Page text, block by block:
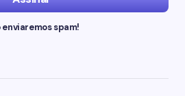
enviaremos spam!